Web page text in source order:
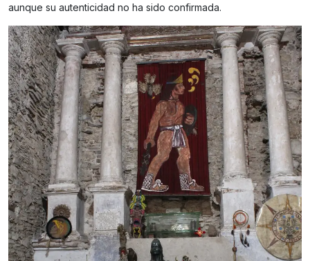
aunque su autenticidad no ha sido confirmada.